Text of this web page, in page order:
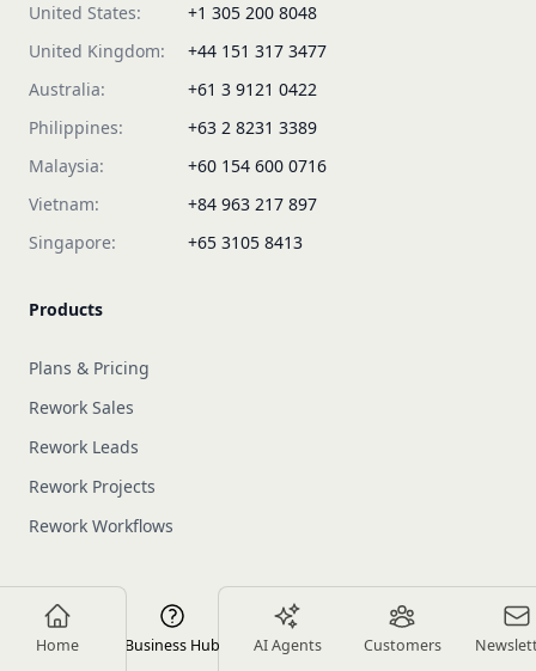
Home Business Hub AI Agents Customers
United States:
+1 305 200 8048
United Kingdom:
+44 151 317 3477
Australia:
+61 3 9121 0422
Philippines:
+63 2 8231 3389
Malaysia:
+60 154 600 0716
Vietnam:
+84 963 217 897
Singapore:
+65 3105 8413
Products
Plans & Pricing
Rework Sales
Rework Leads
Rework Projects
Rework Workflows
About us